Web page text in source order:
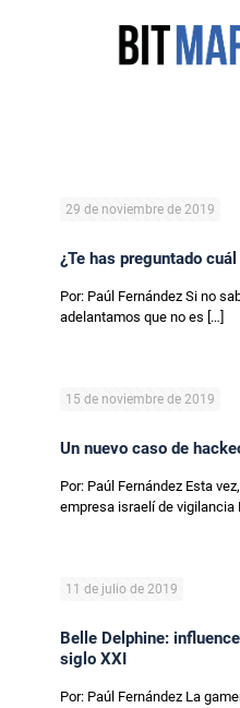
29 de noviembre de 2019
¿Te has preguntado
Por: Paúl Fernández Si no
adelantamos que no es […]
15 de noviembre de 2019
Un nuevo caso de
Por: Paúl Fernández Esta
empresa israelí de vigilancia
11 de julio de 2019
Belle Delphine:
siglo XXI
Por: Paúl Fernández La